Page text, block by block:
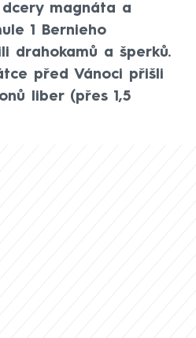
magnáta a
1 Bernieho
drahokamů a šperků.
před Vánoci přišli
liber (přes 1,5